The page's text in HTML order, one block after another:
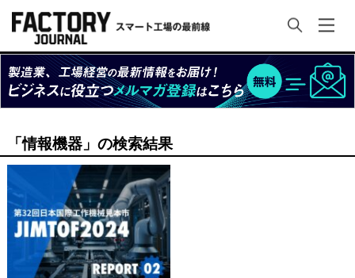
「情報機器」の検索結果